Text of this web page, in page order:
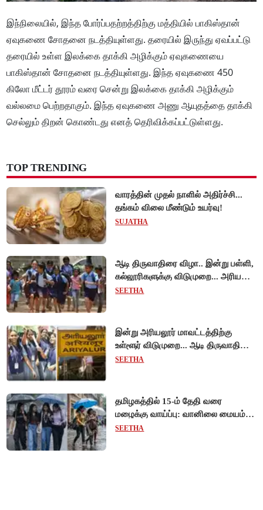
இந்நிலையில், இந்த போர்ப்பதற்றத்திற்கு மத்தியில் பாகிஸ்தான்
ஏவுகணை சோதனை நடத்தியுள்ளது. தரையில் இருந்து ஏவப்பட்டு
தரையில் உள்ள இலக்கை தாக்கி அழிக்கும் ஏவுகணையை
பாகிஸ்தான் சோதனை நடத்தியுள்ளது. இந்த ஏவுகணை 450
கிலோ மீட்டர் தூரம் வரை சென்று இலக்கை தாக்கி அழிக்கும்
வல்லமை பெற்றதாகும். இந்த ஏவுகணை அணு ஆயுதத்தை தாக்கி
செல்லும் திறன் கொண்டது எனத் தெரிவிக்கப்பட்டுள்ளது.
TOP TRENDING
வாரத்தின் முதல் நாளில் அதிர்ச்சி...
தங்கம் விலை மீண்டும் உயர்வு!
SUJATHA
ஆடி திருவாதிரை விழா.. இன்று பள்ளி,
கல்லூரிகளுக்கு விடுமுறை... அரியலூர்
மாவட்ட ஆட்சியர் உத்தரவு!
SEETHA
இன்று அரியலூர் மாவட்டத்திற்கு
உள்ளூர் விடுமுறை... ஆடி திருவாதிரை
கொண்டாட்டம்!
SEETHA
தமிழகத்தில் 15-ம் தேதி வரை
மழைக்கு வாய்ப்பு: வானிலை மையம்
அறிவிப்பு!
SEETHA